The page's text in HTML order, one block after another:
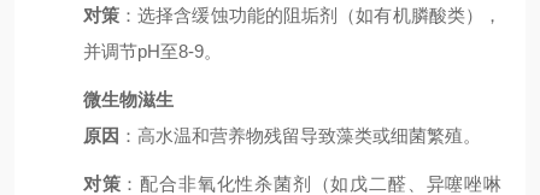
对策 ：选择含缓蚀功能的阻垢剂（如有机膦酸类），
并调节pH至8-9。
微生物滋生
原因 ：高水温和营养物残留导致藻类或细菌繁殖。
对策 ：配合非氧化性杀菌剂（如戊二醛、异噻唑啉